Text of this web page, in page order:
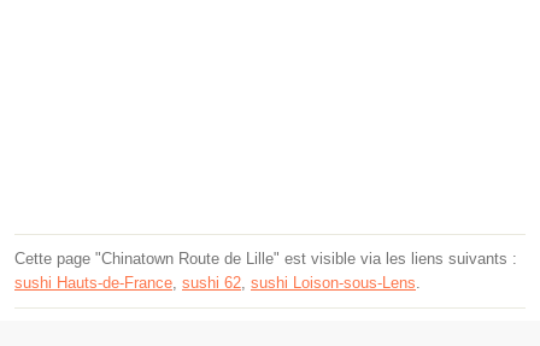
Cette page "Chinatown Route de Lille" est visible via les liens suivants :
sushi Hauts-de-France, sushi 62, sushi Loison-sous-Lens.